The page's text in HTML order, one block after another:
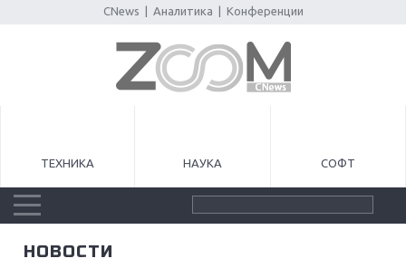
CNews Аналитика Конференции
ТЕХНИКА НАУКА СОФТ
НОВОСТИ